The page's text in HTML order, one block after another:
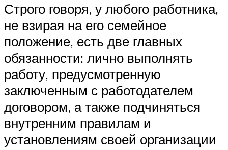
Строго говоря, у любого работника,
не взирая на его семейное
положение, есть две главных
обязанности: лично выполнять
работу, предусмотренную
заключенным с работодателем
договором, а также подчиняться
внутренним правилам и
установлениям своей организации